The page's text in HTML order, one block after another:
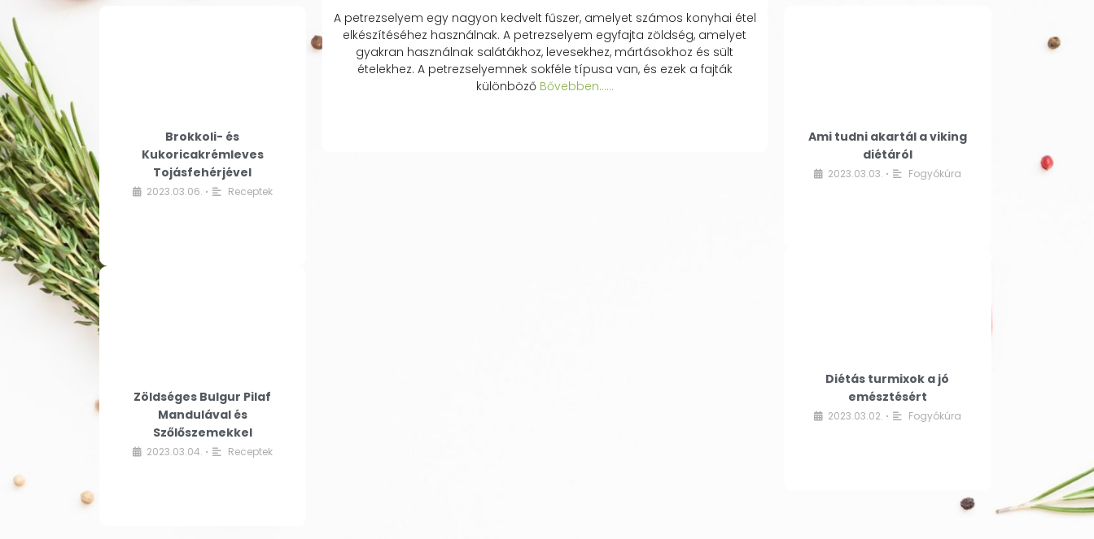
Brokkoli- és
Kukoricakrémleves
Tojásfehérjével
2023.03.06. • Receptek
Zöldséges Bulgur Pilaf
Mandulával és
Szőlőszemekkel
2023.03.04. • Receptek
A petrezselyem egy nagyon kedvelt fűszer, amelyet számos konyhai étel
elkészítéséhez használnak. A petrezselyem egyfajta zöldség, amelyet
gyakran használnak salátákhoz, levesekhez, mártásokhoz és sült
ételekhez. A petrezselyemnek sokféle típusa van, és ezek a fajták
különbözőBővebben...…
Ami tudni akartál a viking
diétáról
2023.03.03. • Fogyókúra
Diétás turmixok a jó
emésztésért
2023.03.02. • Fogyókúra